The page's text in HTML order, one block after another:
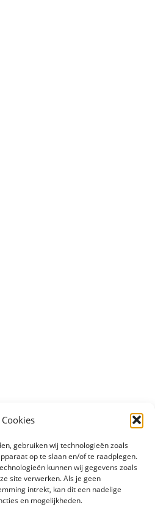
Cookies
gebruiken wij technologieën zoals
op te slaan en/of te raadplegen.
kunnen wij gegevens zoals
site verwerken. Als je geen
intrekt, kan dit een nadelige
en mogelijkheden.